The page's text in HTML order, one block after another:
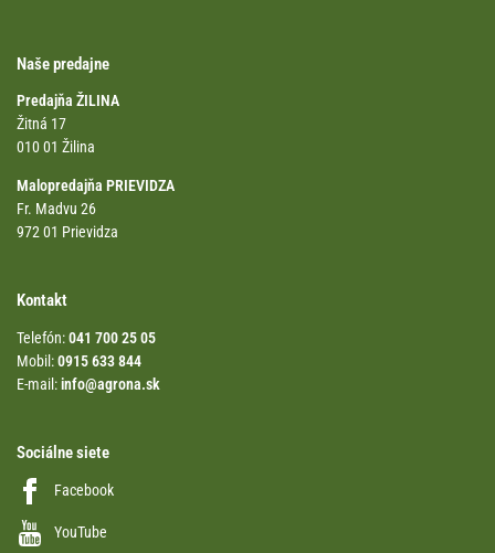
Naše predajne
Predajňa ŽILINA
Žitná 17
010 01 Žilina
Malopredajňa PRIEVIDZA
Fr. Madvu 26
972 01 Prievidza
Kontakt
Telefón:041 700 25 05
Mobil:0915 633 844
E-mail:info@agrona.sk
Sociálne siete
Facebook
YouTube